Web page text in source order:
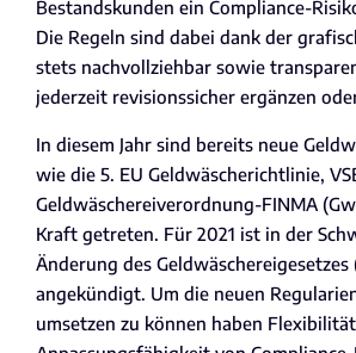
Bestandskunden ein Compliance-
Die Regeln sind dabei dank der
stets nachvollziehbar sowie
jederzeit revisionssicher ergänzen
In diesem Jahr sind bereits neue
wie die 5. EU Geldwäscherichtlinie,
Geldwäschereiverordnung-FINMA
Kraft getreten. Für 2021 ist in der
Änderung des Geldwäschereigesetzes
angekündigt. Um die neuen
umsetzen zu können haben